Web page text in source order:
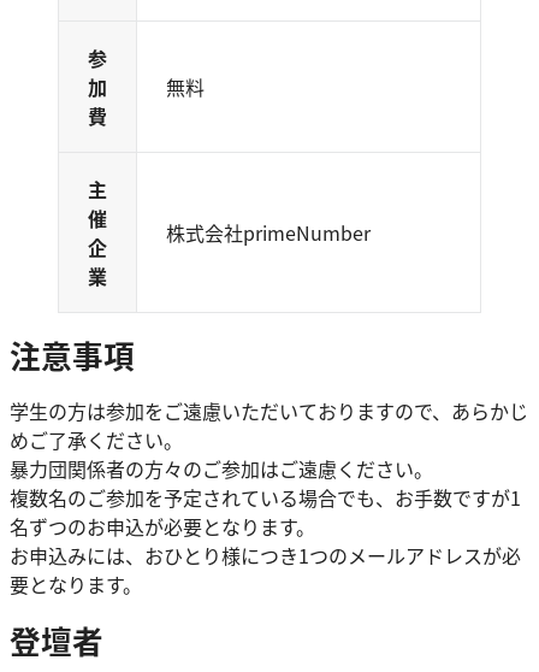
参
加
費
無料
主
催
企
業
株式会社primeNumber
注意事項
学生の方は参加をご遠慮いただいておりますので、あらかじ
めご了承ください。
暴力団関係者の方々のご参加はご遠慮ください。
複数名のご参加を予定されている場合でも、お手数ですが1
名ずつのお申込が必要となります。
お申込みには、おひとり様につき1つのメールアドレスが必
要となります。
登壇者